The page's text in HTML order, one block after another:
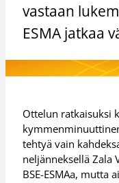
vastaan
ESMA jatkaa
Ottelun ratkaisuksi
tehtyä vain
neljänneksellä
BSE-ESMAa, mutta